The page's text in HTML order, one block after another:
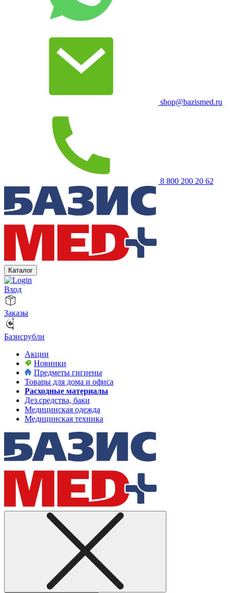
shop@bazismed.ru
8 800 200 20 62
Каталог
Вход
Заказы
Базисрубли
Акции
Новинки
Предметы гигиены
Товары для дома и офиса
Расходные материалы
Дез.средства, баки
Медицинская одежда
Медицинская техника